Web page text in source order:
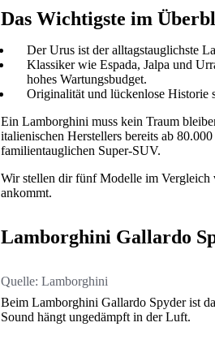
Das Wichtigste im
Der Urus ist der alltagstauglichste
Klassiker wie Espada, Jalpa und
hohes Wartungsbudget.
Originalität und lückenlose Historie
Ein Lamborghini muss kein Traum
italienischen Herstellers bereits ab
familientauglichen Super-SUV.
Wir stellen dir fünf Modelle im Vergleich
ankommt.
Lamborghini Gallardo
Quelle: Lamborghini
Beim Lamborghini Gallardo Spyder ist
Sound hängt ungedämpft in der Luft.